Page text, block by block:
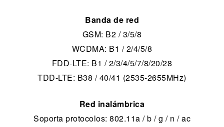
Banda de red
GSM: B2 / 3/5/8
WCDMA: B1 / 2/4/5/8
FDD-LTE: B1 / 2/3/4/5/7/8/20/28
TDD-LTE: B38 / 40/41 (2535-2655MHz)
Red inalámbrica
Soporta protocolos: 802.11a / b / g / n / ac